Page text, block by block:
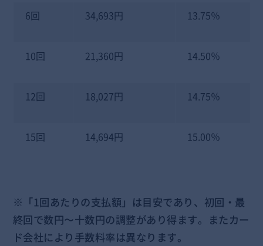
6回 34,693円 13.75％
10回 21,360円 14.50％
12回 18,027円 14.75％
15回 14,694円 15.00％
※「1回あたりの支払額」は目安であり、初回・最
終回で数円〜十数円の調整があり得ます。またカー
ド会社により手数料率は異なります。